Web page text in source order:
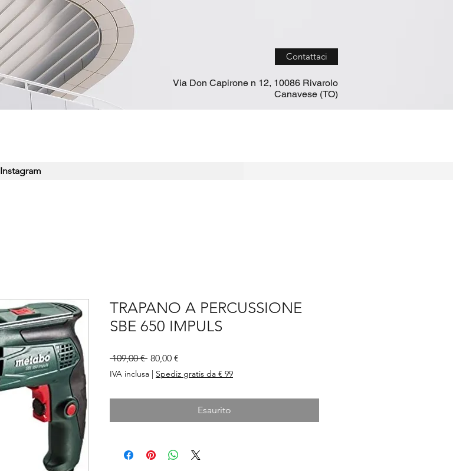
Contattaci
Via Don Capirone n 12, 10086 Rivarolo
Canavese (TO)
Instagram
TRAPANO A PERCUSSIONE
SBE 650 IMPULS
109,00 € Prezzo
regolare
80,00 €
scontato
IVA inclusa | Spediz gratis da € 99
Esaurito